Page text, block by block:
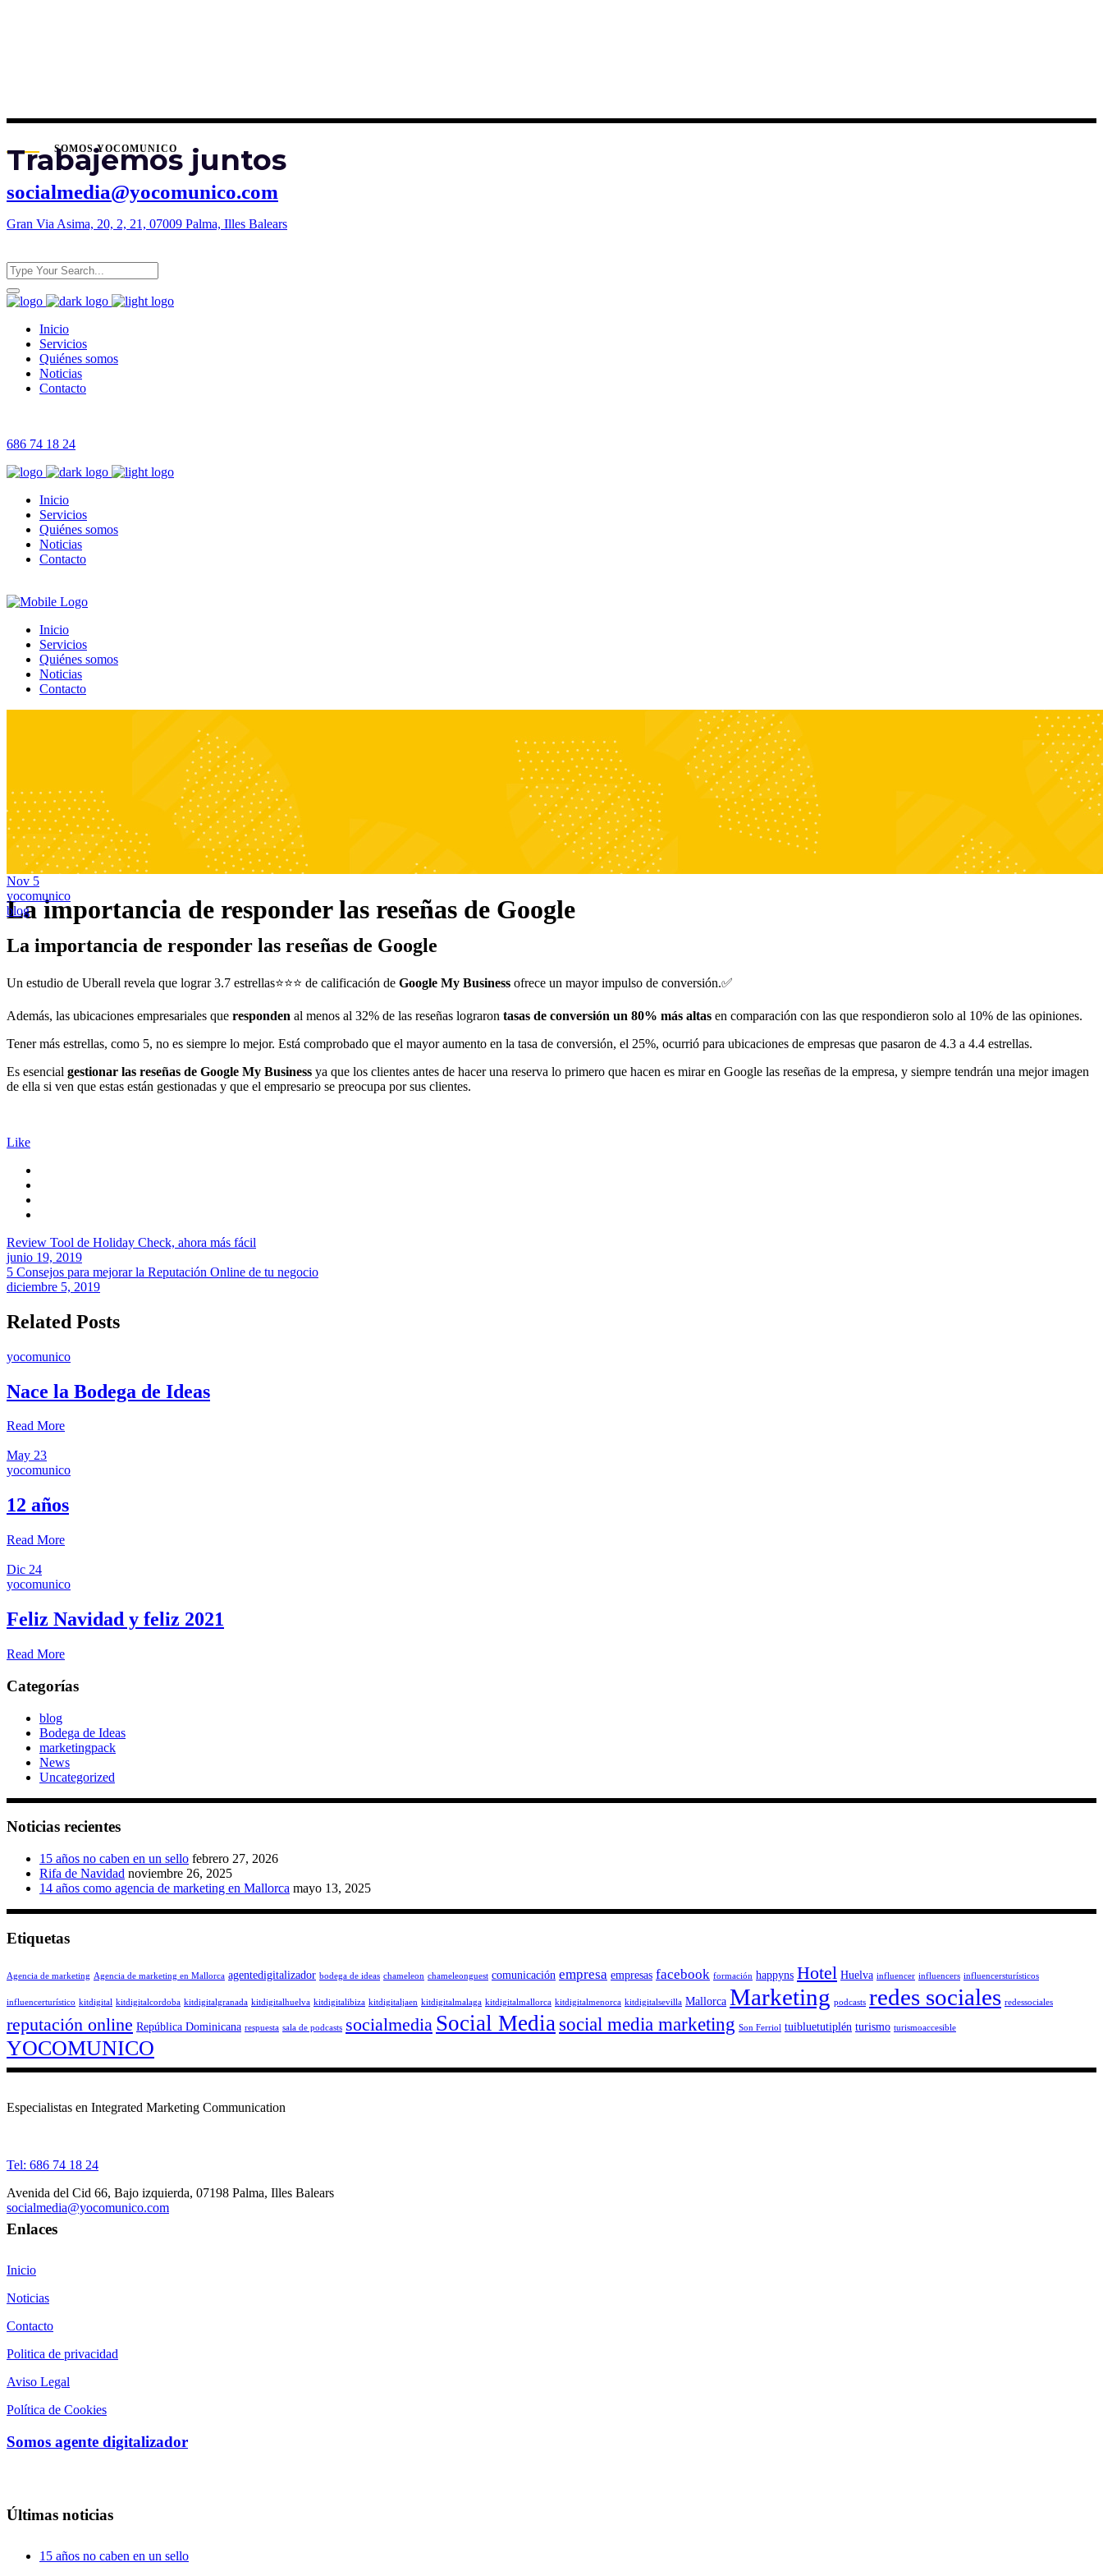
SOMOS YOCOMUNICO
Trabajemos juntos
socialmedia@yocomunico.com
Gran Via Asima, 20, 2, 21, 07009 Palma, Illes Balears
Inicio
Servicios
Quiénes somos
Noticias
Contacto
686 74 18 24
Inicio
Servicios
Quiénes somos
Noticias
Contacto
Inicio
Servicios
Quiénes somos
Noticias
Contacto
La importancia de responder las reseñas de Google
Nov 5
yocomunico
blog
La importancia de responder las reseñas de Google
Un estudio de Uberall revela que lograr 3.7 estrellas⭐️⭐️⭐️ de calificación de Google My Business ofrece un mayor impulso de conversión.✅
Además, las ubicaciones empresariales que responden al menos al 32% de las reseñas lograron tasas de conversión un 80% más altas en comparación con las que respondieron solo al 10% de las opiniones.
Tener más estrellas, como 5, no es siempre lo mejor. Está comprobado que el mayor aumento en la tasa de conversión, el 25%, ocurrió para ubicaciones de empresas que pasaron de 4.3 a 4.4 estrellas.
Es esencial gestionar las reseñas de Google My Business ya que los clientes antes de hacer una reserva lo primero que hacen es mirar en Google las reseñas de la empresa, y siempre tendrán una mejor imagen
de ella si ven que estas están gestionadas y que el empresario se preocupa por sus clientes.
Like
Review Tool de Holiday Check, ahora más fácil
junio 19, 2019
5 Consejos para mejorar la Reputación Online de tu negocio
diciembre 5, 2019
Related Posts
yocomunico
Nace la Bodega de Ideas
Read More
May 23
yocomunico
12 años
Read More
Dic 24
yocomunico
Feliz Navidad y feliz 2021
Read More
Categorías
blog
Bodega de Ideas
marketingpack
News
Uncategorized
Noticias recientes
15 años no caben en un sello febrero 27, 2026
Rifa de Navidad noviembre 26, 2025
14 años como agencia de marketing en Mallorca mayo 13, 2025
Etiquetas
Agencia de marketing Agencia de marketing en Mallorca agentedigitalizador bodega de ideas chameleon chameleonguest comunicación empresa empresas facebook formación happyns Hotel Huelva influencer influencers influencersturísticos
influencerturístico kitdigital kitdigitalcordoba kitdigitalgranada kitdigitalhuelva kitdigitalibiza kitdigitaljaen kitdigitalmalaga kitdigitalmallorca kitdigitalmenorca kitdigitalsevilla Mallorca Marketing podcasts redes sociales redessociales
reputación online República Dominicana respuesta sala de podcasts socialmedia Social Mediasocial media marketing Son Ferriol tuibluetutiplén turismo turismoaccesible
YOCOMUNICO
Especialistas en Integrated Marketing Communication
Tel: 686 74 18 24
Avenida del Cid 66, Bajo izquierda, 07198 Palma, Illes Balears
socialmedia@yocomunico.com
Enlaces
Inicio
Noticias
Contacto
Politica de privacidad
Aviso Legal
Política de Cookies
Somos agente digitalizador
Últimas noticias
15 años no caben en un sello